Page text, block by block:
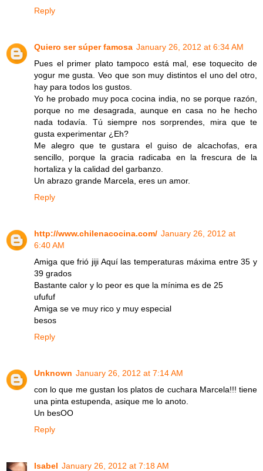
Reply
Quiero ser súper famosa January 26, 2012 at 6:34 AM
Pues el primer plato tampoco está mal, ese toquecito de
yogur me gusta. Veo que son muy distintos el uno del otro,
hay para todos los gustos.
Yo he probado muy poca cocina india, no se porque razón,
porque no me desagrada, aunque en casa no he hecho
nada todavía. Tú siempre nos sorprendes, mira que te
gusta experimentar ¿Eh?
Me alegro que te gustara el guiso de alcachofas, era
sencillo, porque la gracia radicaba en la frescura de la
hortaliza y la calidad del garbanzo.
Un abrazo grande Marcela, eres un amor.
Reply
http://www.chilenacocina.com/ January 26, 2012 at
6:40 AM
Amiga que frió jiji Aquí las temperaturas máxima entre 35 y
39 grados
Bastante calor y lo peor es que la mínima es de 25
ufufuf
Amiga se ve muy rico y muy especial
besos
Reply
Unknown January 26, 2012 at 7:14 AM
con lo que me gustan los platos de cuchara Marcela!!! tiene
una pinta estupenda, asique me lo anoto.
Un besOO
Reply
Isabel January 26, 2012 at 7:18 AM